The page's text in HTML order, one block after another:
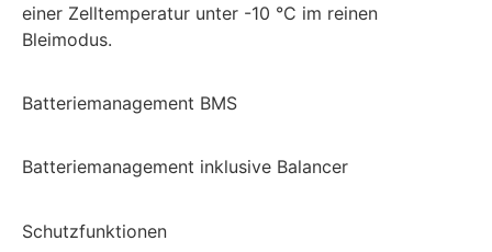
einer Zelltemperatur unter -10 °C im reinen
Bleimodus.
Batteriemanagement BMS
Batteriemanagement inklusive Balancer
Schutzfunktionen